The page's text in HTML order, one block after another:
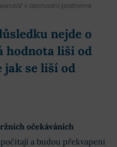
v obchodní platformě
nejde o
hodnota liší od
jak se liší od
očekáváních
a budou překvapeni